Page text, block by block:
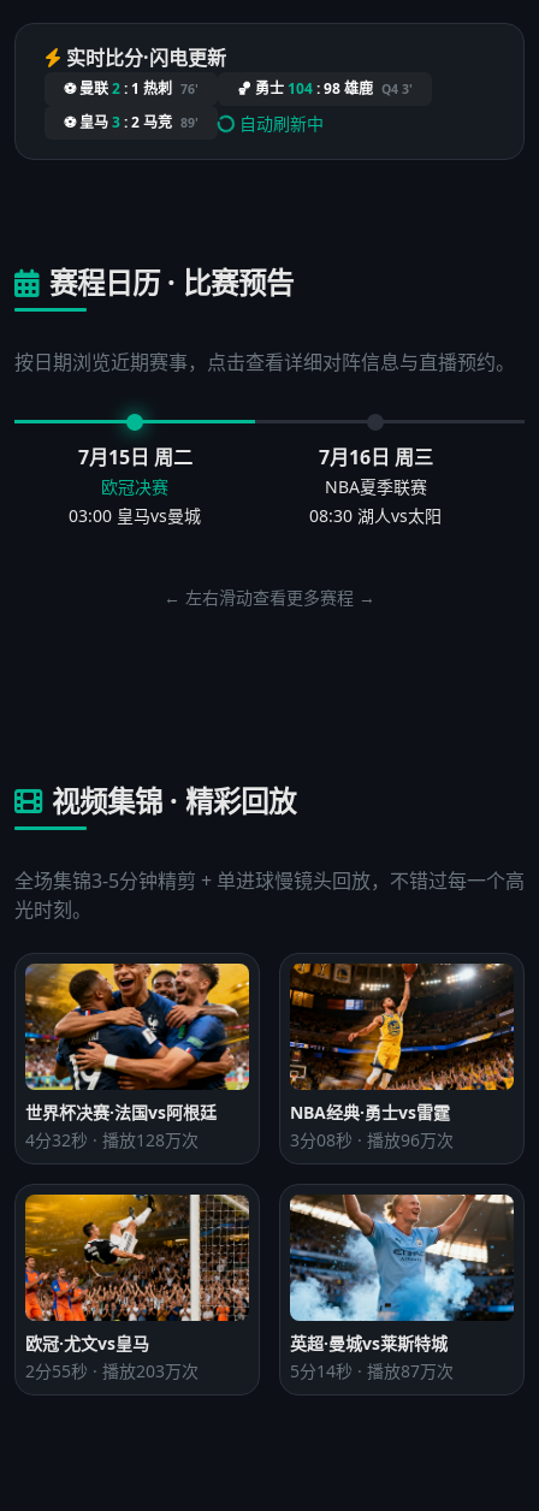
实时比分·闪电更新
⚽ 曼联2: 1 热刺 76' 🏀 勇士 104:98雄鹿 Q4 3'
⚽ 皇马3:2马竞 89' 自动刷新中
赛程日历 · 比赛预告
按日期浏览近期赛事，点击查看详细对阵信息与直播预约。
7月15日 周二
欧冠决赛
03:00 皇马vs曼城
7月16日 周三
NBA夏季联赛
08:30 湖人vs太阳
← 左右滑动查看更多赛程 →
视频集锦 · 精彩回放
全场集锦3-5分钟精剪 + 单进球慢镜头回放，不错过每一个高
光时刻。
世界杯决赛·法国vs阿根廷
4分32秒 · 播放128万次
NBA经典·勇士vs雷霆
3分08秒 · 播放96万次
欧冠·尤文vs皇马
2分55秒 · 播放203万次
英超·曼城vs莱斯特城
5分14秒 · 播放87万次